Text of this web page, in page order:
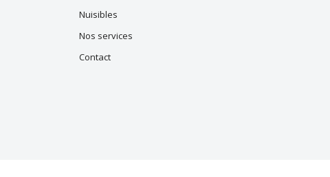
Nuisibles
Nos services
Contact